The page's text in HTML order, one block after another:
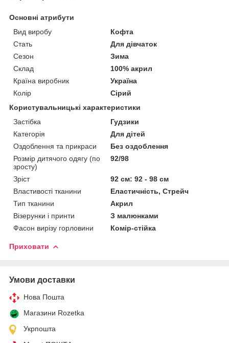
Основні атрибути
Вид виробу
Кофта
Стать
Для дівчаток
Сезон
Зима
Склад
100% акрил
Країна виробник
Україна
Колір
Сірий
Користувальницькі характеристики
Застібка
Гудзики
Категорія
Для дітей
Оздоблення та прикраси
Без оздоблення
Розмір дитячого одягу (по
зросту)
92/98
Зріст
92 см: 92 - 98 см
Властивості тканини
Еластичність, Стрейч
Тип тканини
Акрил
Візерунки і принти
З малюнками
Фасон вирізу горловини
Комір-стійка
Приховати
Умови доставки
Нова Пошта
Магазини Rozetka
Укрпошта